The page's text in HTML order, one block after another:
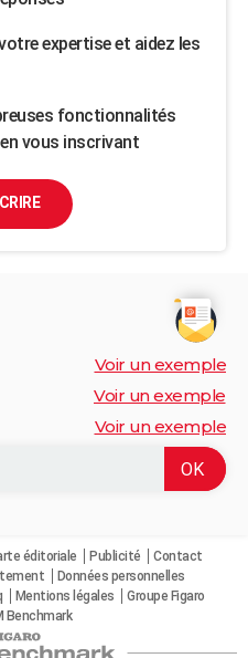
expertise et aidez les
fonctionnalités
vous inscrivant
Voir un exemple
Voir un exemple
Voir un exemple
éditoriale Publicité
Contact
Données personnelles
Mentions légales
Groupe Figaro
Benchmark